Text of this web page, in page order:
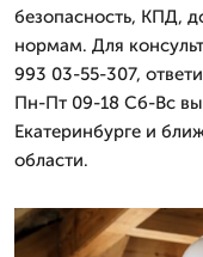
безопасность, КПД,
нормам. Для
993 03-55-307,
Пн-Пт 09-18 Сб-Вс
Екатеринбурге и
области.